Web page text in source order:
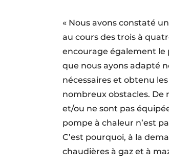
« Nous avons constaté
au cours des trois à
encourage également le
que nous ayons adapté
nécessaires et obtenu
nombreux obstacles. De
et/ou ne sont pas
pompe à chaleur n’est
C’est pourquoi, à la
chaudières à gaz et à